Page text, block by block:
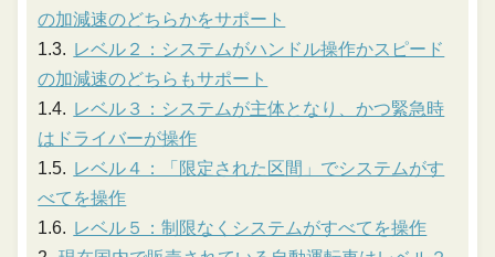
の加減速のどちらかをサポート
レベル２：システムがハンドル操作かスピード
の加減速のどちらもサポート
レベル３：システムが主体となり、かつ緊急時
はドライバーが操作
レベル４：「限定された区間」でシステムがす
べてを操作
レベル５：制限なくシステムがすべてを操作